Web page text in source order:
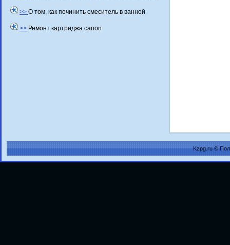
>> О том, как починить смеситель в ванной
>> Ремонт картриджа canon
Kzpg.ru ©